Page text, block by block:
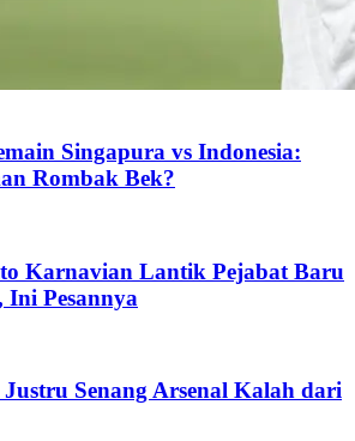
Singapura vs Indonesia:
Rombak Bek?
Karnavian Lantik Pejabat Baru
Ini Pesannya
Senang Arsenal Kalah dari